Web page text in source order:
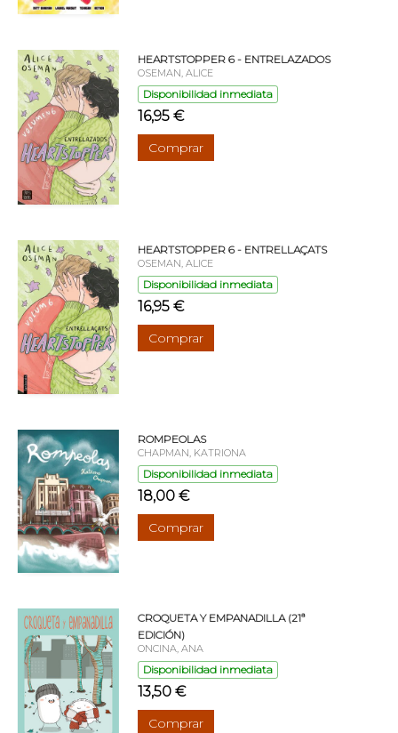
HEARTSTOPPER 6 - ENTRELAZADOS
OSEMAN, ALICE
Disponibilidad inmediata
16,95 €
Comprar
HEARTSTOPPER 6 - ENTRELLAÇATS
OSEMAN, ALICE
Disponibilidad inmediata
16,95 €
Comprar
ROMPEOLAS
CHAPMAN, KATRIONA
Disponibilidad inmediata
18,00 €
Comprar
CROQUETA Y EMPANADILLA (21ª
EDICIÓN)
ONCINA, ANA
Disponibilidad inmediata
13,50 €
Comprar